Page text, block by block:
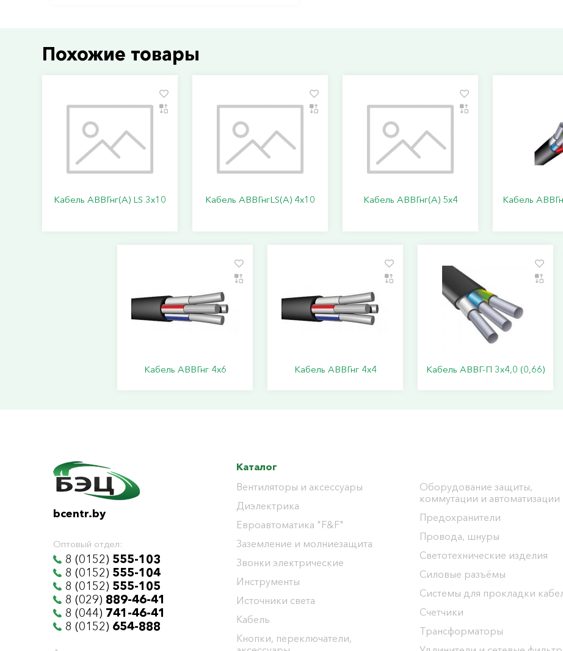
Похожие товары
Кабель АВВГнг(А) LS 3х10 Кабель АВВГнгLS(А) 4х10 Кабель АВВГнг(А) 5х4 Кабель
Кабель АВВГнг 4х6 Кабель АВВГнг 4х4 Кабель АВВГ-П 3х4,0 (0,66)
bcentr.by
Оптовый отдел:
8 (0152) 555-103
8 (0152) 555-104
8 (0152) 555-105
8 (029) 889-46-41
8 (044) 741-46-41
8 (0152) 654-888
Каталог
Вентиляторы и аксессуары
Диэлектрика
Евроавтоматика "F&F"
Заземление и молниезащита
Звонки электрические
Инструменты
Источники света
Кабель
Кнопки, переключатели,
Оборудование защиты,
коммутации и автоматизации
Предохранители
Провода, шнуры
Светотехнические изделия
Силовые разъёмы
Системы для прокладки
Счетчики
Трансформаторы